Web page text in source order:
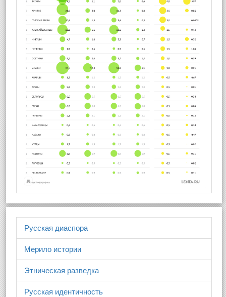
Русская диаспора
Мерило истории
Этническая разведка
Русская идентичность